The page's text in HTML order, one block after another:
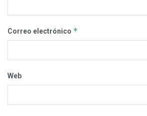
Correo electrónico *
Web